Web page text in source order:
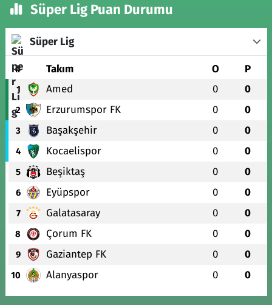
Süper Lig Puan Durumu
Süper Lig
# Takım O P
1 Amed 0 0
2 Erzurumspor FK 0 0
3 Başakşehir 0 0
4 Kocaelispor 0 0
5 Beşiktaş 0 0
6 Eyüpspor 0 0
7 Galatasaray 0 0
8 Çorum FK 0 0
9 Gaziantep FK 0 0
10 Alanyaspor 0 0